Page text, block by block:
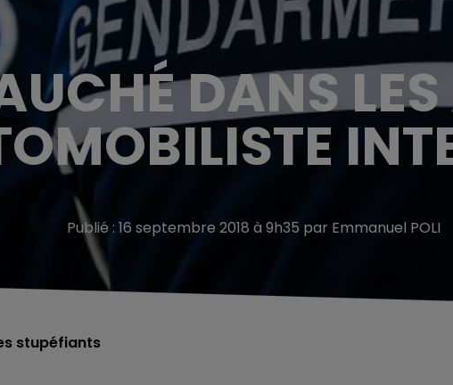
DANS
Publié : 16 septembre 2018 à 9h35 par Emmanuel POLI
stupéfiants